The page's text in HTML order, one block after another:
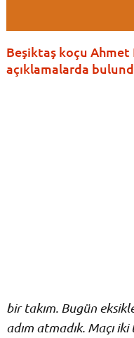
Beşiktaş koçu Ahmet
açıklamalarda
bir takım. Bugün
adım atmadık. Maçı